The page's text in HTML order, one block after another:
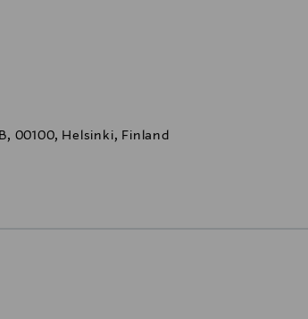
00100, Helsinki, Finland